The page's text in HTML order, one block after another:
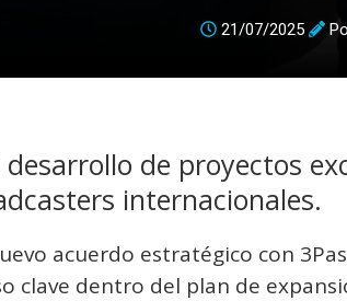
21/07/2025
de proyectos
internacionales.
acuerdo estratégico con
clave dentro del plan de